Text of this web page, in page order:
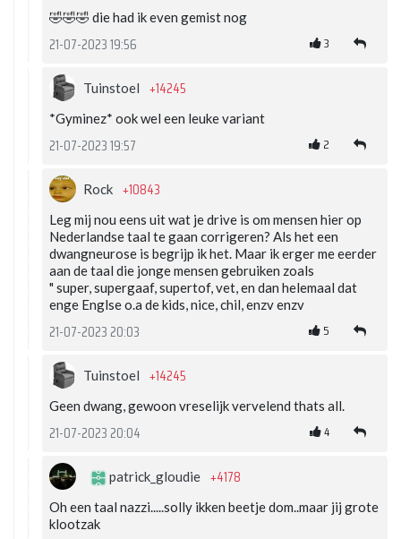
🤣🤣🤣 die had ik even gemist nog
21-07-2023 19:56 3
Tuinstoel +14245
*Gyminez* ook wel een leuke variant
21-07-2023 19:57 2
Rock +10843
Leg mij nou eens uit wat je drive is om mensen hier op
Nederlandse taal te gaan corrigeren? Als het een
dwangneurose is begrijp ik het. Maar ik erger me eerder
aan de taal die jonge mensen gebruiken zoals
" super, supergaaf, supertof, vet, en dan helemaal dat
enge Englse o.a de kids, nice, chil, enzv enzv
21-07-2023 20:03 5
Tuinstoel +14245
Geen dwang, gewoon vreselijk vervelend thats all.
21-07-2023 20:04 4
patrick_gloudie +4178
Oh een taal nazzi.....solly ikken beetje dom..maar jij grote
klootzak